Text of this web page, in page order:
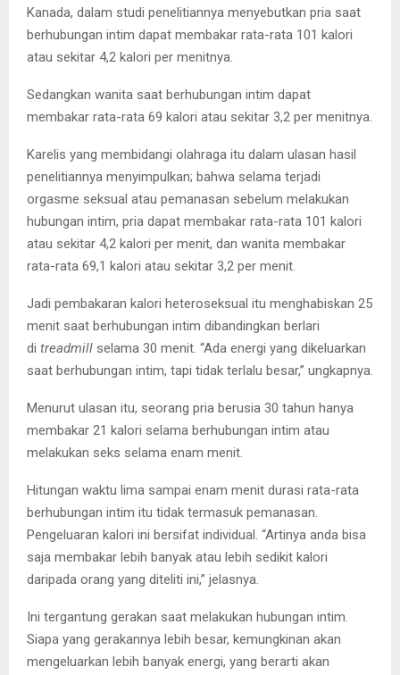
Kanada, dalam studi penelitiannya menyebutkan pria saat
berhubungan intim dapat membakar rata-rata 101 kalori
atau sekitar 4,2 kalori per menitnya.
Sedangkan wanita saat berhubungan intim dapat
membakar rata-rata 69 kalori atau sekitar 3,2 per menitnya.
Karelis yang membidangi olahraga itu dalam ulasan hasil
penelitiannya menyimpulkan; bahwa selama terjadi
orgasme seksual atau pemanasan sebelum melakukan
hubungan intim, pria dapat membakar rata-rata 101 kalori
atau sekitar 4,2 kalori per menit, dan wanita membakar
rata-rata 69,1 kalori atau sekitar 3,2 per menit.
Jadi pembakaran kalori heteroseksual itu menghabiskan 25
menit saat berhubungan intim dibandingkan berlari
di treadmill selama 30 menit. “Ada energi yang dikeluarkan
saat berhubungan intim, tapi tidak terlalu besar,” ungkapnya.
Menurut ulasan itu, seorang pria berusia 30 tahun hanya
membakar 21 kalori selama berhubungan intim atau
melakukan seks selama enam menit.
Hitungan waktu lima sampai enam menit durasi rata-rata
berhubungan intim itu tidak termasuk pemanasan.
Pengeluaran kalori ini bersifat individual. “Artinya anda bisa
saja membakar lebih banyak atau lebih sedikit kalori
daripada orang yang diteliti ini,” jelasnya.
Ini tergantung gerakan saat melakukan hubungan intim.
Siapa yang gerakannya lebih besar, kemungkinan akan
mengeluarkan lebih banyak energi, yang berarti akan